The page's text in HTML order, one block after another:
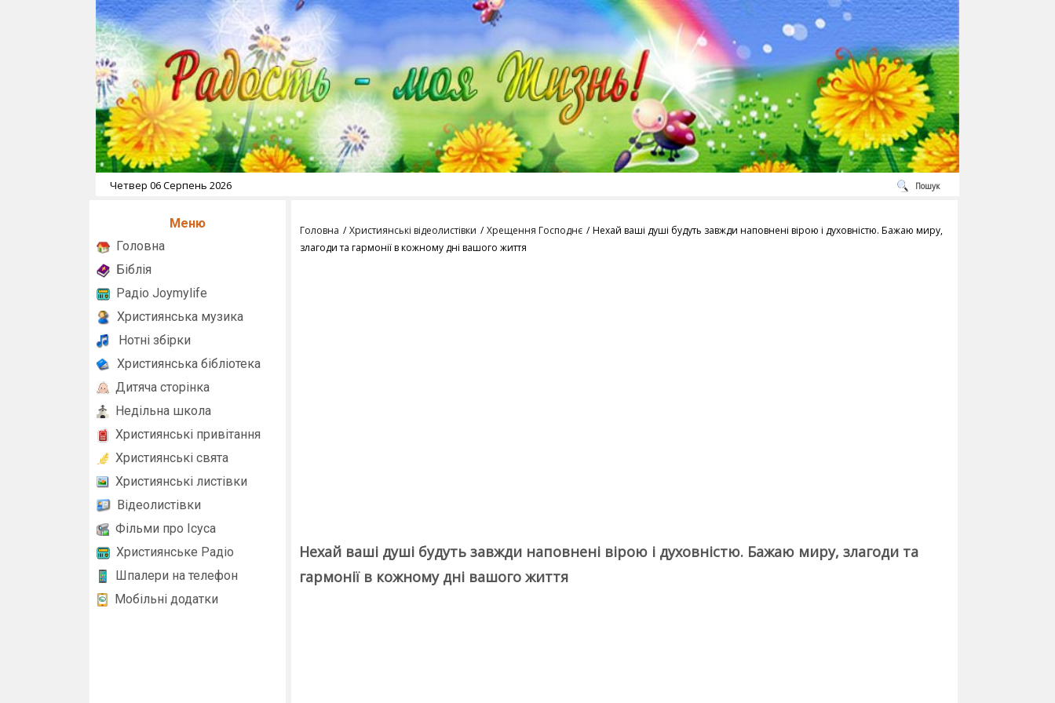
Четвер 06 Серпень 2026 Пошук
Меню
Головна
Біблія
Радіо Joymylife
Християнська музика
Нотні збірки
Християнська бібліотека
Дитяча сторінка
Недільна школа
Християнські привітання
Християнські свята
Християнські листівки
Відеолистівки
Фільми про Ісуса
Християнське Радіо
Шпалери на телефон
Мобільні додатки
Головна Християнські відеолистівки Хрещення Господнє
Нехай ваші душі будуть завжди наповнені вірою і духовністю. Бажаю миру,
злагоди та гармонії в кожному дні вашого життя
Нехай ваші душі будуть завжди наповнені вірою і духовністю. Бажаю миру, злагоди та
гармонії в кожному дні вашого життя